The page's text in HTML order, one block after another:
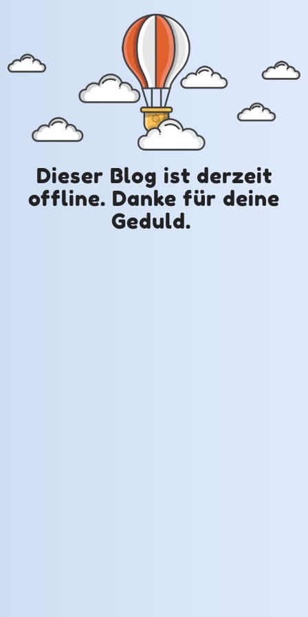
Dieser Blog ist derzeit
offline. Danke für deine
Geduld.